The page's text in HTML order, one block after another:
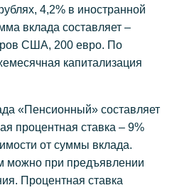
4,2% в иностранной
вклада составляет –
США, 200 евро. По
капитализация
«Пенсионный» составляет
процентная ставка – 9%
от суммы вклада.
можно при предъявлении
Процентная ставка